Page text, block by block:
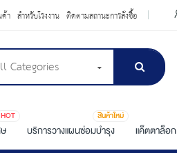
า สำหรับโรงงาน ติดตามสถานะการสั่งซื้อ
Categories
HOT
บริการวางแผนซ่อมบำรุง
สินค้าใหม่
แค็ตตาล็อก